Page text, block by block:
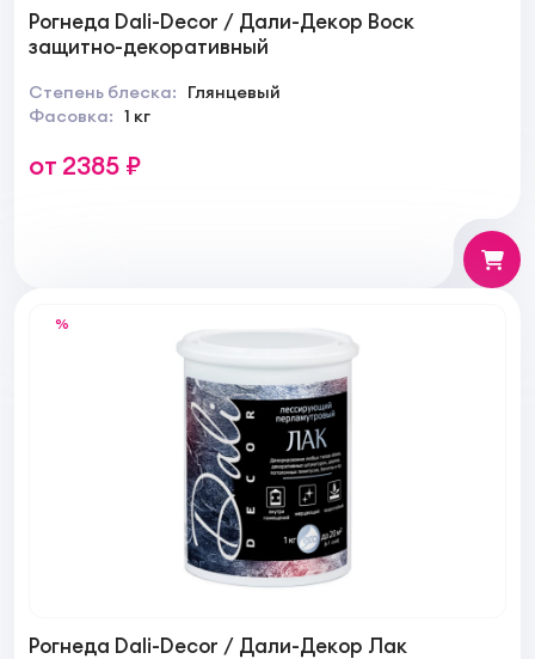
Рогнеда Dali-Decor / Дали-Декор Воск
защитно-декоративный
Степень блеска:
Глянцевый
Фасовка: 1 кг
от 2385 ₽
%
Рогнеда Dali-Decor / Дали-Декор Лак